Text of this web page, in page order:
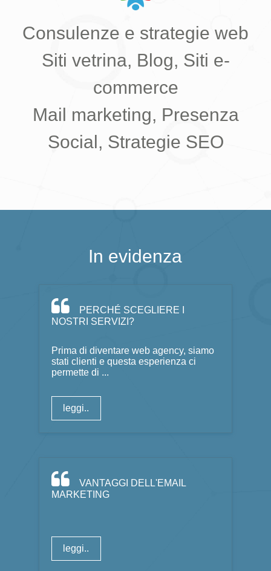
Consulenze e strategie web
Siti vetrina, Blog, Siti e-
commerce
Mail marketing, Presenza
Social, Strategie SEO
In evidenza
PERCHÉ SCEGLIERE I
NOSTRI SERVIZI?
Prima di diventare web agency, siamo
stati clienti e questa esperienza ci
permette di ...
leggi..
VANTAGGI DELL'EMAIL
MARKETING
leggi..